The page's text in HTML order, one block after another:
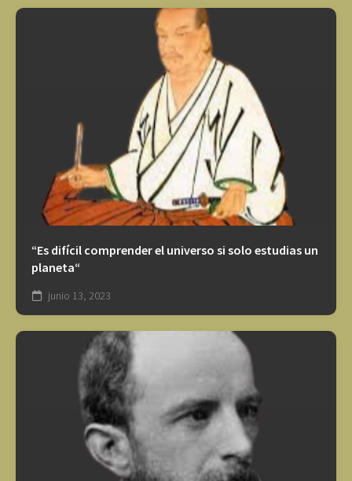
“Es difícil comprender el universo si solo estudias un
planeta“
junio 13, 2023